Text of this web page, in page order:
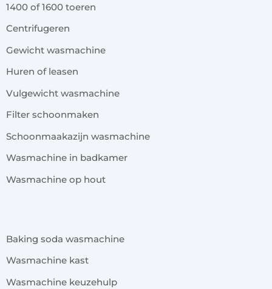
1400 of 1600 toeren
Centrifugeren
Gewicht wasmachine
Huren of leasen
Vulgewicht wasmachine
Filter schoonmaken
Schoonmaakazijn wasmachine
Wasmachine in badkamer
Wasmachine op hout
Baking soda wasmachine
Wasmachine kast
Wasmachine keuzehulp